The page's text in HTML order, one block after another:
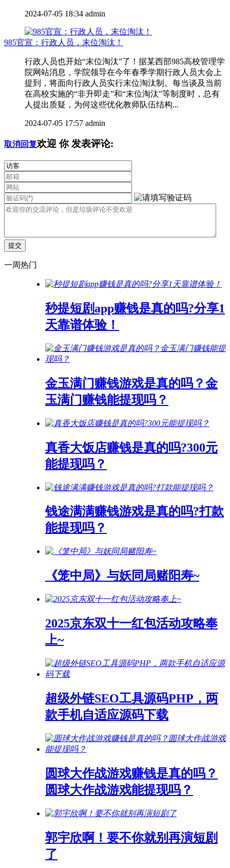
2024-07-05 18:34 admin
985官宣：行政人员，末位淘汰！
行政人员也开始“末位淘汰”了！据某西部985高校管理学
院网站消息，学院领导在今年春季学期行政人员大会上
提到，将面向行政人员实行末位淘汰制。每当谈及当前
在高校实施的“非升即走”和“末位淘汰”等制度时，总有
人提出质疑，为何这些优化教师队伍结构...
2024-07-05 17:57 admin
取消回复欢迎 你发表评论:
一周热门
秒提短剧app赚钱是真的吗?分享1
天靠谱体验！
金玉满门赚钱游戏是真的吗？金
玉满门赚钱能提现吗？
真香大饭店赚钱是真的吗?300元
能提现吗？
钱途满满赚钱游戏是真的吗?打款
能提现吗？
《笼中局》与妖同局赌阳寿~
2025京东双十一红包活动攻略奉
上~
超级外链SEO工具源码PHP，两
款手机自适应源码下载
圆球大作战游戏赚钱是真的吗？
圆球大作战游戏能提现吗？
郭宇欣啊！要不你就别再演短剧
了